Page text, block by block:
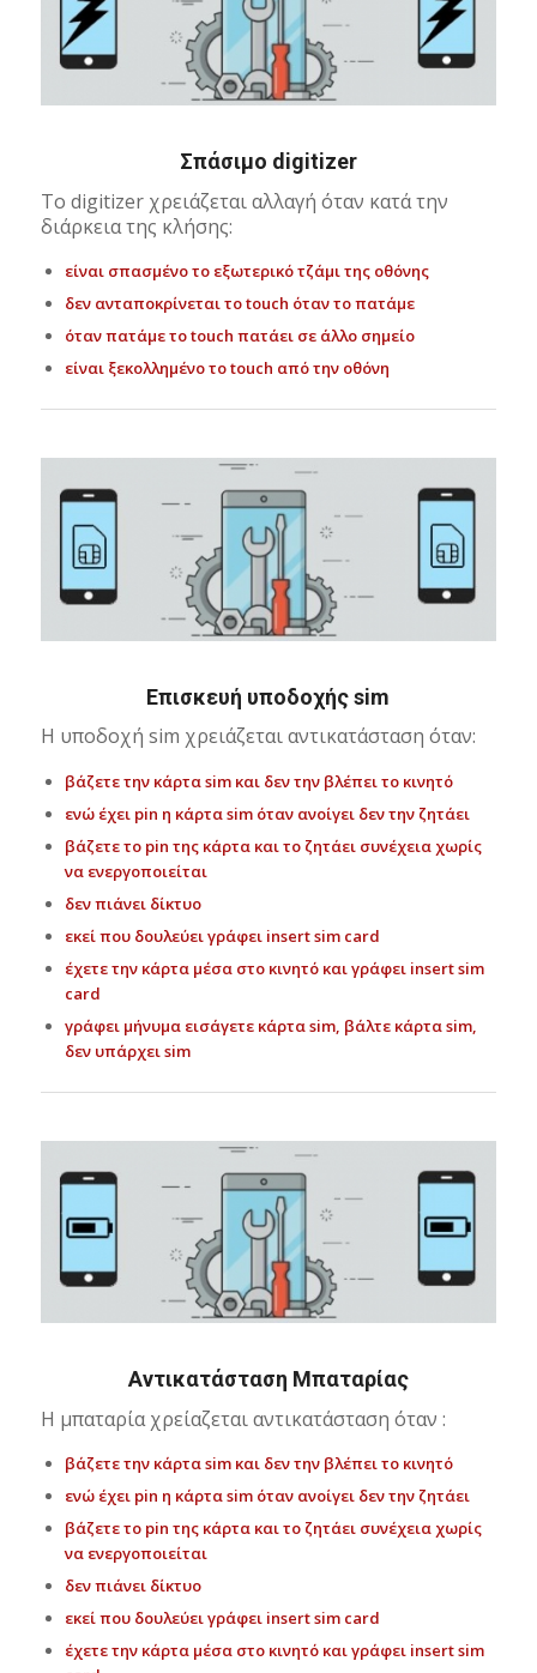
Σπάσιμο digitizer
Το digitizer χρειάζεται αλλαγή όταν κατά την
διάρκεια της κλήσης:
είναι σπασμένο το εξωτερικό τζάμι της οθόνης
δεν ανταποκρίνεται το touch όταν το πατάμε
όταν πατάμε το touch πατάει σε άλλο σημείο
είναι ξεκολλημένο το touch από την οθόνη
Επισκευή υποδοχής sim
Η υποδοχή sim χρειάζεται αντικατάσταση όταν:
βάζετε την κάρτα sim και δεν την βλέπει το κινητό
ενώ έχει pin η κάρτα sim όταν ανοίγει δεν την ζητάει
βάζετε το pin της κάρτα και το ζητάει συνέχεια χωρίς
να ενεργοποιείται
δεν πιάνει δίκτυο
εκεί που δουλεύει γράφει insert sim card
έχετε την κάρτα μέσα στο κινητό και γράφει insert sim
card
γράφει μήνυμα εισάγετε κάρτα sim, βάλτε κάρτα sim,
δεν υπάρχει sim
Αντικατάσταση Μπαταρίας
Η μπαταρία χρείαζεται αντικατάσταση όταν :
βάζετε την κάρτα sim και δεν την βλέπει το κινητό
ενώ έχει pin η κάρτα sim όταν ανοίγει δεν την ζητάει
βάζετε το pin της κάρτα και το ζητάει συνέχεια χωρίς
να ενεργοποιείται
δεν πιάνει δίκτυο
εκεί που δουλεύει γράφει insert sim card
έχετε την κάρτα μέσα στο κινητό και γράφει insert sim